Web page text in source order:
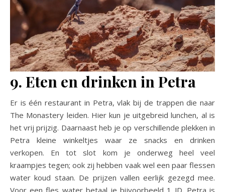
9. Eten en drinken in Petra
Er is één restaurant in Petra, vlak bij de trappen die naar
The Monastery leiden. Hier kun je uitgebreid lunchen, al is
het vrij prijzig. Daarnaast heb je op verschillende plekken in
Petra kleine winkeltjes waar ze snacks en drinken
verkopen. En tot slot kom je onderweg heel veel
kraampjes tegen; ook zij hebben vaak wel een paar flessen
water koud staan. De prijzen vallen eerlijk gezegd mee.
Voor een fles water betaal je bijvoorbeeld 1 JD. Petra is